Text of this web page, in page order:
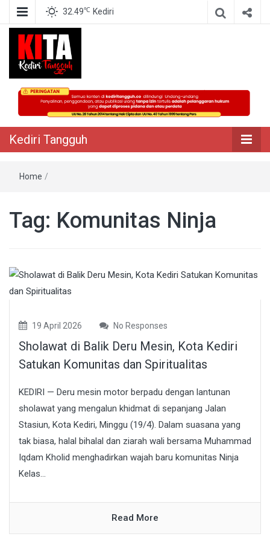
32.49℃ Kediri
Kediri Tangguh
Berita Akurat Terpercaya
Kediri Tangguh
Home /
Tag: Komunitas Ninja
19 April 2026 No Responses
Sholawat di Balik Deru Mesin, Kota Kediri
Satukan Komunitas dan Spiritualitas
KEDIRI — Deru mesin motor berpadu dengan lantunan
sholawat yang mengalun khidmat di sepanjang Jalan
Stasiun, Kota Kediri, Minggu (19/4). Dalam suasana yang
tak biasa, halal bihalal dan ziarah wali bersama Muhammad
Iqdam Kholid menghadirkan wajah baru komunitas Ninja
Kelas...
Read More